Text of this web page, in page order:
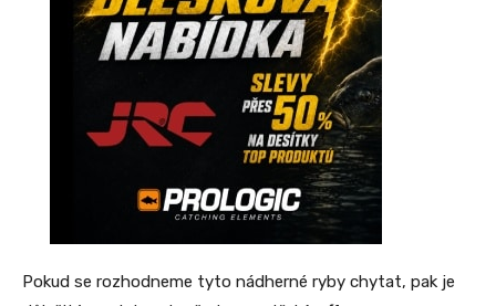
Pokud se rozhodneme tyto nádherné ryby chytat, pak je